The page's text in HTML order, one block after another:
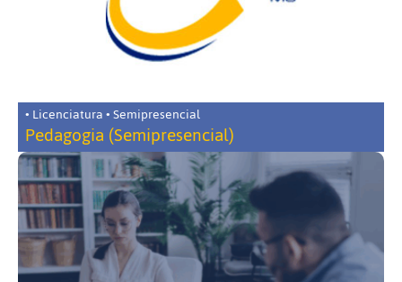
• Licenciatura • Semipresencial
Pedagogia (Semipresencial)